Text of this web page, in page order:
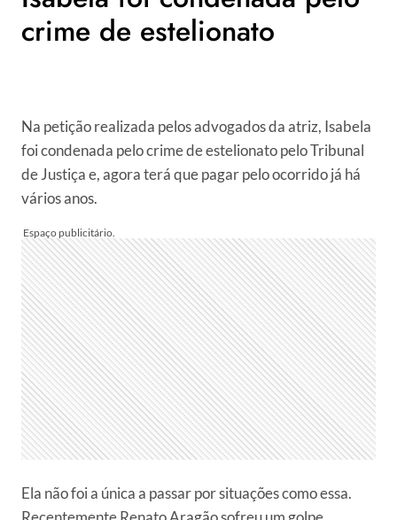
crime de estelionato
Na petição realizada pelos advogados da atriz, Isabela
foi condenada pelo crime de estelionato pelo Tribunal
de Justiça e, agora terá que pagar pelo ocorrido já há
vários anos.
Ela não foi a única a passar por situações como essa.